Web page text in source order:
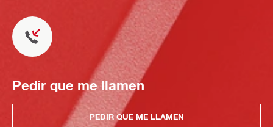
Pedir que me llamen
PEDIR QUE ME LLAMEN